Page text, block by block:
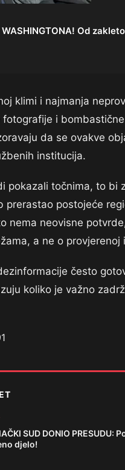
WASHINGTONA! Od
klimi i najmanja
i
da se ovakve
institucija.
pokazali točnima, to bi
prerastao postojeće
nema neovisne
a ne o
često
koliko je važno
SUD DONIO
djelo!